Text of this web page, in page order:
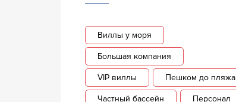
Виллы у моря
Большая компания
VIP виллы Пешком до пляжа
Частный бассейн Персонал